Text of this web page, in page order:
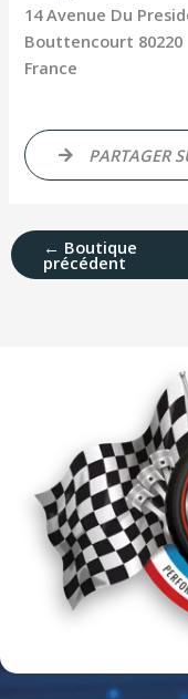
14 Avenue Du
Bouttencourt 80220
France
PARTAGER
← Boutique
précédent